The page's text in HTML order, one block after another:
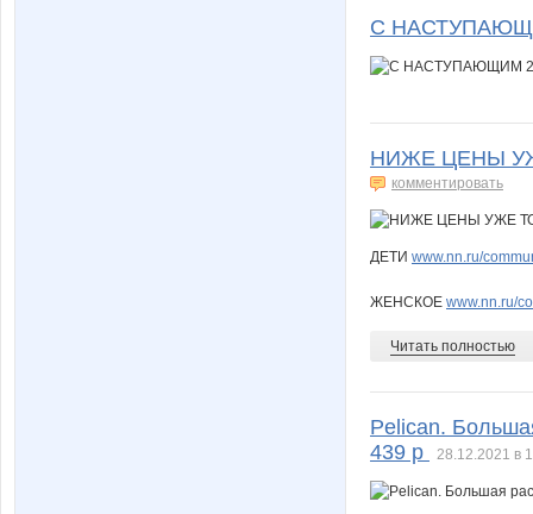
С
НИЖЕ ЦЕНЫ
комментировать
ДЕТИ www.nn.ru/
ЖЕНСКОЕ www.nn.ru/
Читать полностью
Pelican.
439 р
28.12.2021 в